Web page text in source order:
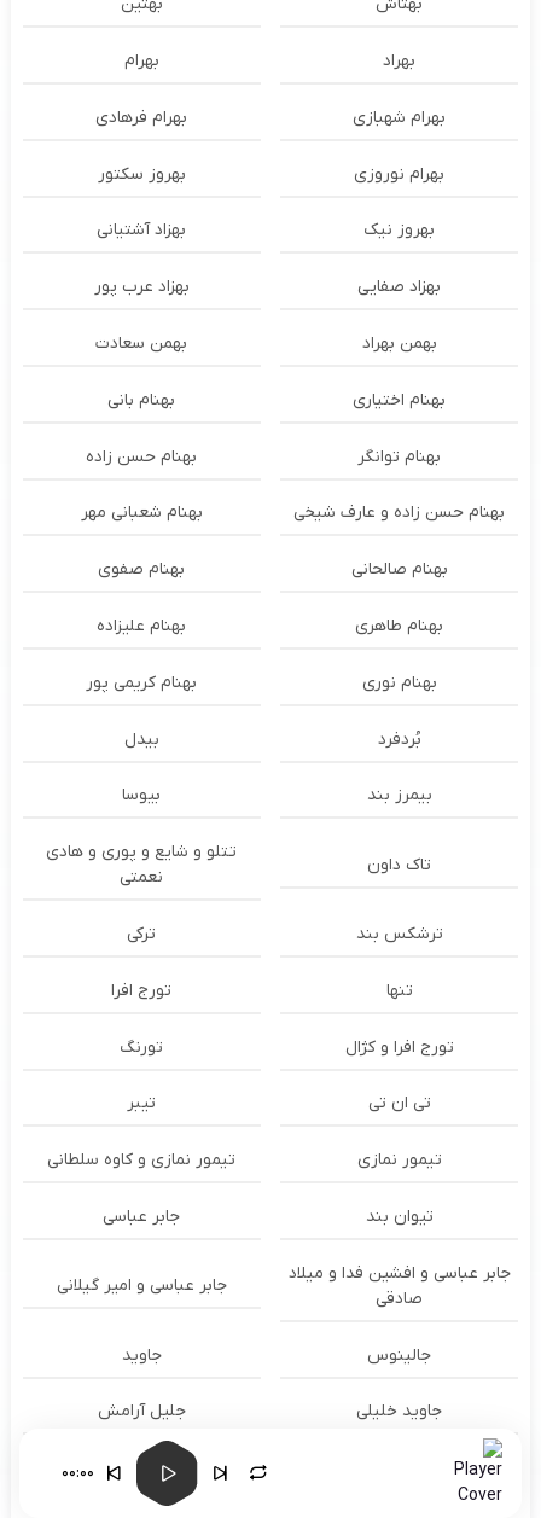
بهراد بهرام
بهرام شهبازی بهرام فرهادی
بهرام نوروزی بهروز سکتور
بهروز نیک بهزاد آشتیانی
بهزاد صفایی بهزاد عرب پور
بهمن بهراد بهمن سعادت
بهنام اختیاری بهنام بانی
بهنام توانگر بهنام حسن زاده
بهنام حسن زاده و عارف شیخی بهنام شعبانی مهر
بهنام صالحانی بهنام صفوی
بهنام طاهری بهنام علیزاده
بهنام نوری بهنام کریمی پور
بُردفرد بیدل
بیمرز بند بیوسا
تاک داون
تتلو و شایع و پوری و هادی
نعمتی
ترشكس بند ترکی
تنها تورج افرا
تورج افرا و کژال تورنگ
تی ان تی تیبر
تیمور نمازی تیمور نمازی و کاوه سلطانی
تیوان بند جابر عباسی
جابر عباسی و افشین فدا و میلاد
صادقی
جابر عباسی و امیر گیلانی
جالینوس جاوید
جاوید خلیلی جلیل آرامش
جمشید پناهی00:00